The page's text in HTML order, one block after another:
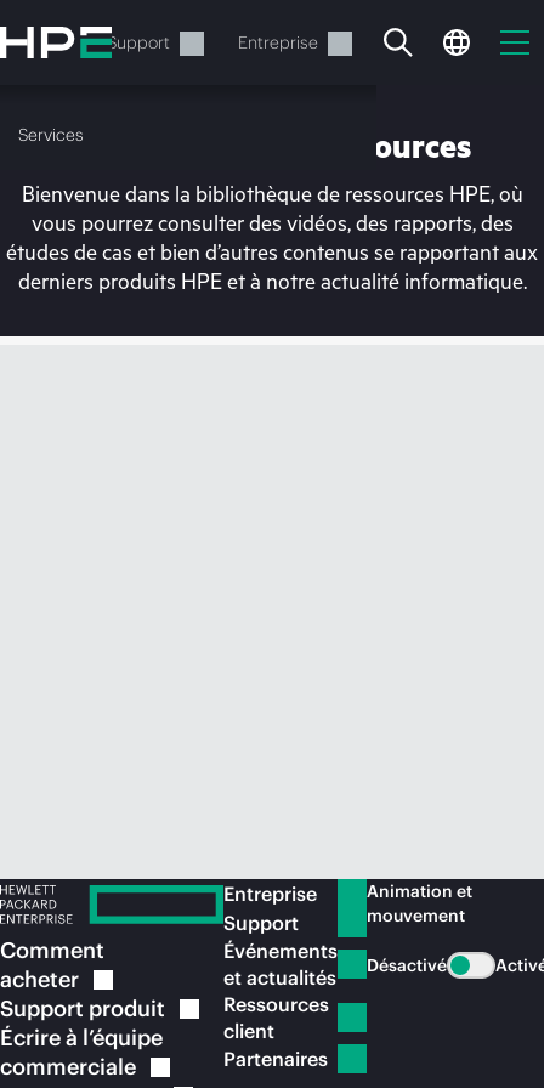
au
contenu
Services Support Entreprise
Services
Votre panier est
Bibliothèque de ressources
Bienvenue dans la bibliothèque de ressources HPE, où
vous pourrez consulter des vidéos, des rapports, des
études de cas et bien d’autres contenus se rapportant aux
derniers produits HPE et à notre actualité informatique.
Comment
acheter
Support produit
Écrire à l’équipe
commerciale
Entreprise
Support
Événements
et actualités
Ressources
client
Partenaires
Animation et
mouvement
Désactivé